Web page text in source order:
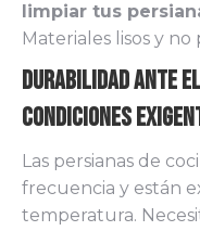
limpiar tus
Materiales lisos y no
Durabilidad Ante
Condiciones
Las persianas de
frecuencia y están
temperatura.